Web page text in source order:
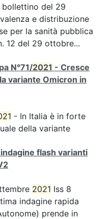
bollettino del 29
e distribuzione
per la sanità pubblica
12 del 29 ottobre...
N°71/2021 - Cresce
variante Omicron in
- In Italia è in forte
della variante
flash varianti
2021 Iss 8
indagine rapida
prende in